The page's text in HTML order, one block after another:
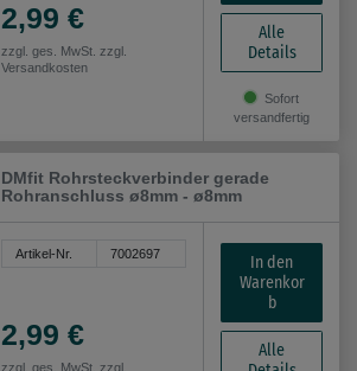
2,99 €
zzgl. ges. MwSt. zzgl.
Versandkosten
Alle
Details
Sofort
versandfertig
DMfit Rohrsteckverbinder gerade
Rohranschluss ø8mm - ø8mm
Artikel-Nr. 7002697
2,99 €
zzgl. ges. MwSt. zzgl.
In den
Warenkor
b
Alle